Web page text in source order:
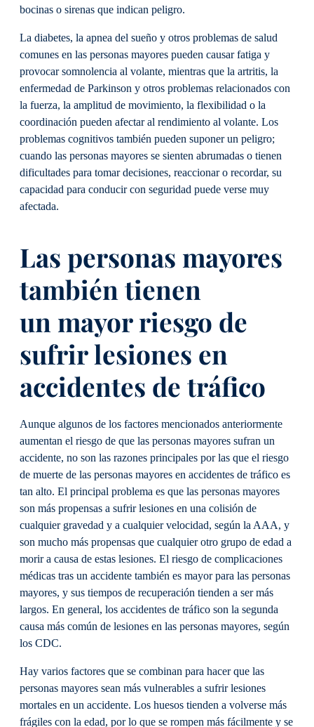
bocinas o sirenas que indican peligro.
La diabetes, la apnea del sueño y otros problemas de salud
comunes en las personas mayores pueden causar fatiga y
provocar somnolencia al volante, mientras que la artritis, la
enfermedad de Parkinson y otros problemas relacionados con
la fuerza, la amplitud de movimiento, la flexibilidad o la
coordinación pueden afectar al rendimiento al volante. Los
problemas cognitivos también pueden suponer un peligro;
cuando las personas mayores se sienten abrumadas o tienen
dificultades para tomar decisiones, reaccionar o recordar, su
capacidad para conducir con seguridad puede verse muy
afectada.
Las personas mayores
también tienen
un mayor riesgo de
sufrir lesiones en
accidentes de tráfico
Aunque algunos de los factores mencionados anteriormente
aumentan el riesgo de que las personas mayores sufran un
accidente, no son las razones principales por las que el riesgo
de muerte de las personas mayores en accidentes de tráfico es
tan alto. El principal problema es que las personas mayores
son más propensas a sufrir lesiones en una colisión de
cualquier gravedad y a cualquier velocidad, según la AAA, y
son mucho más propensas que cualquier otro grupo de edad a
morir a causa de estas lesiones. El riesgo de complicaciones
médicas tras un accidente también es mayor para las personas
mayores, y sus tiempos de recuperación tienden a ser más
largos. En general, los accidentes de tráfico son la segunda
causa más común de lesiones en las personas mayores, según
los CDC.
Hay varios factores que se combinan para hacer que las
personas mayores sean más vulnerables a sufrir lesiones
mortales en un accidente. Los huesos tienden a volverse más
frágiles con la edad, por lo que se rompen más fácilmente y se